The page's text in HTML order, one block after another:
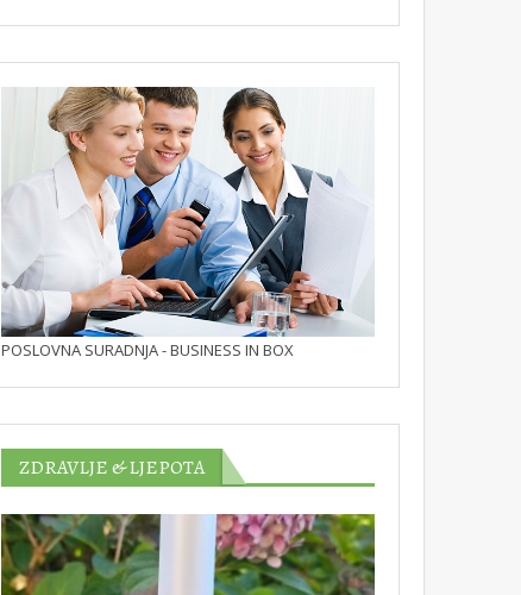
POSLOVNA SURADNJA - BUSINESS IN BOX
ZDRAVLJE & LJEPOTA